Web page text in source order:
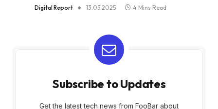
Digital Report 13.05.2025 4 Mins Read
Subscribe to Updates
Get the latest tech news from FooBar about